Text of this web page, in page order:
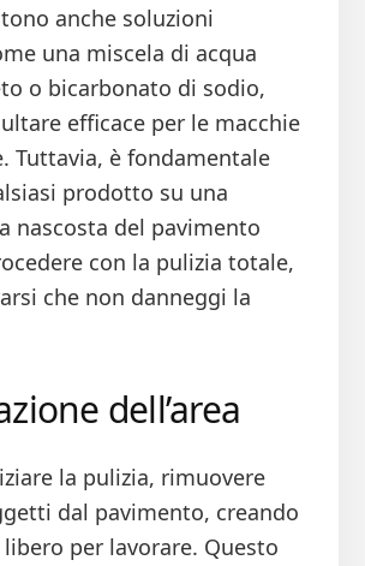
anche soluzioni
una miscela di acqua
o bicarbonato di sodio,
efficace per le macchie
Tuttavia, è fondamentale
prodotto su una
nascosta del pavimento
con la pulizia totale,
che non danneggi la
dell’area
la pulizia, rimuovere
dal pavimento, creando
per lavorare. Questo